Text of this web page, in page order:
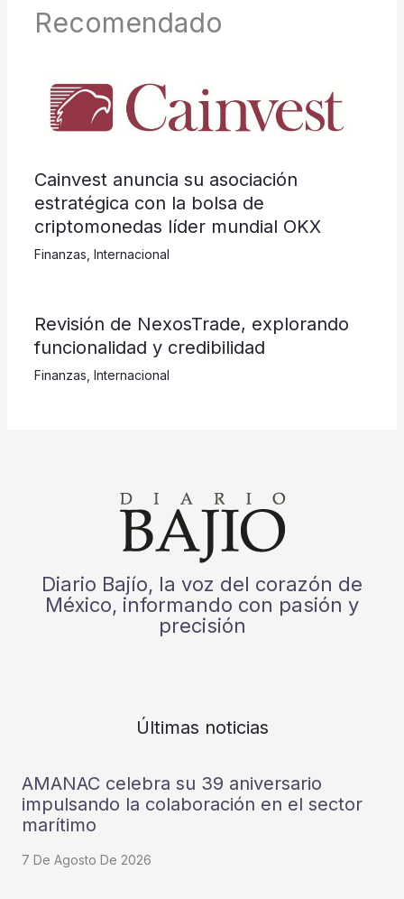
Recomendado
Cainvest anuncia su asociación
estratégica con la bolsa de
criptomonedas líder mundial OKX
Finanzas Internacional
Revisión de NexosTrade, explorando
funcionalidad y credibilidad
Finanzas Internacional
Diario Bajío, la voz del corazón de
México, informando con pasión y
precisión
Últimas noticias
AMANAC celebra su 39 aniversario
impulsando la colaboración en el sector
marítimo
7 De Agosto De 2026